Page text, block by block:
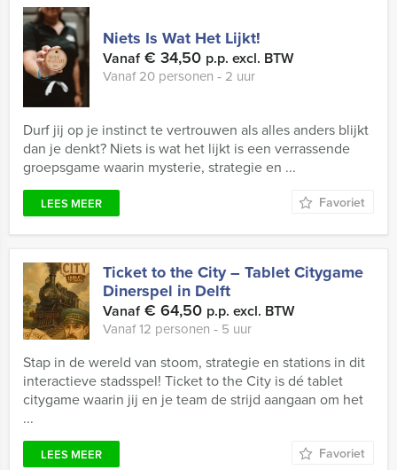
Niets Is Wat Het Lijkt!
Vanaf€ 34,50 p.p. excl. BTW
Vanaf 20 personen ‐ 2 uur
Durf jij op je instinct te vertrouwen als alles anders blijkt
dan je denkt? Niets is wat het lijkt is een verrassende
groepsgame waarin mysterie, strategie en ...
LEES MEER Favoriet
Ticket to the City – Tablet Citygame
Dinerspel in Delft
Vanaf€ 64,50 p.p. excl. BTW
Vanaf 12 personen ‐ 5 uur
Stap in de wereld van stoom, strategie en stations in dit
interactieve stadsspel! Ticket to the City is dé tablet
citygame waarin jij en je team de strijd aangaan om het
...
LEES MEER Favoriet